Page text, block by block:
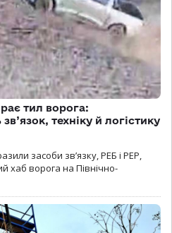
тил ворога:
техніку й логістику
засоби зв’язку, РЕБ і РЕР,
хаб ворога на Північно-